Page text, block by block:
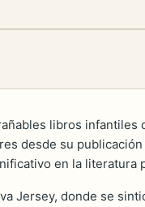
libros infantiles
desde su
en la literatura
Jersey, donde se